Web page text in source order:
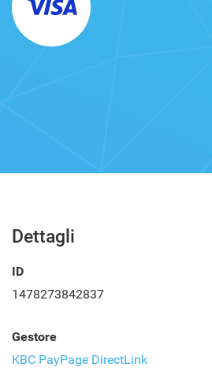
Dettagli
ID
1478273842837
Gestore
KBC PayPage DirectLink